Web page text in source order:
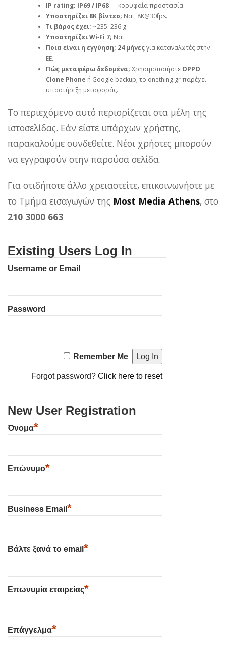
IP rating; IP69 / IP68— κορυφαία προστασία.
Υποστηρίζει 8K βίντεο; Ναι, 8K@30fps.
Τι βάρος έχει; ~235–236 g.
Υποστηρίζει Wi‑Fi 7; Ναι.
Ποια είναι η εγγύηση; 24 μήνεςγια καταναλωτές στην
ΕΕ.
Πώς μεταφέρω δεδομένα; Χρησιμοποιήστε OPPO
Clone Phone ή Google backup; το onething.gr παρέχει
υποστήριξη μεταφοράς.
Το περιεχόμενο αυτό περιορίζεται στα μέλη της
ιστοσελίδας. Εάν είστε υπάρχων χρήστης,
παρακαλούμε συνδεθείτε. Νέοι χρήστες μπορούν
να εγγραφούν στην παρούσα σελίδα.
Για οτιδήποτε άλλο χρειαστείτε, επικοινωνήστε με
το Τμήμα εισαγωγών της Most Media Athens, στο
210 3000 663
Existing Users Log In
Username or Email
Password
Remember Me
Forgot password?Click here to reset
New User Registration
Όνομα*
Επώνυμο*
Business Email *
Βάλτε ξανά το email *
Επωνυμία εταιρείας*
Επάγγελμα*